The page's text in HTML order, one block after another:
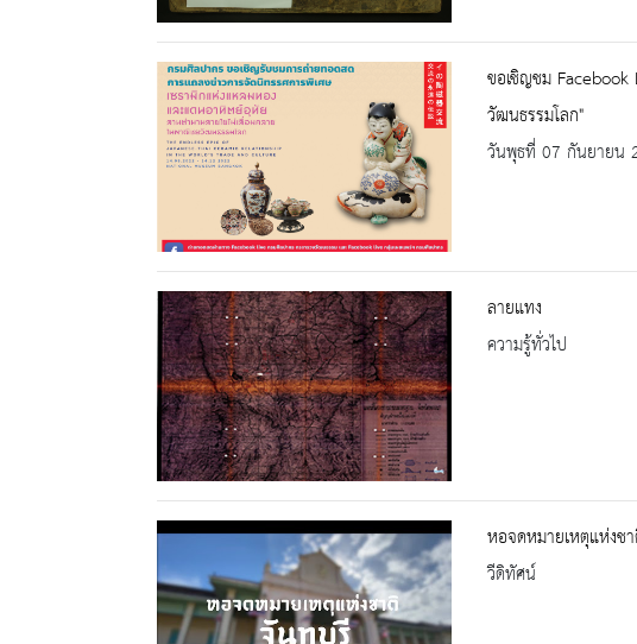
ขอเชิญชม
วัฒนธรรมโลก"
วันพุธที่ 07 กันยายน
ลายแทง
ความรู้ทั่วไป
หอจดหมายเหตุแห่งช
วีดิทัศน์